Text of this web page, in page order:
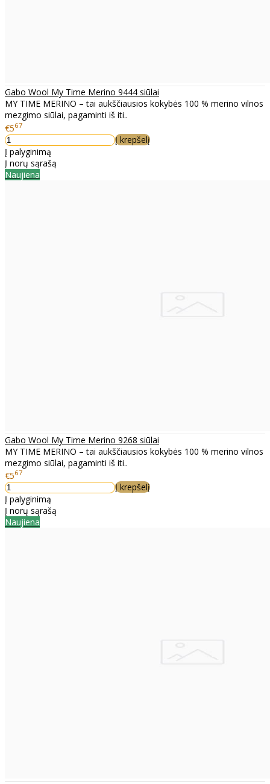
Gabo Wool My Time Merino 9444 siūlai
MY TIME MERINO – tai aukščiausios kokybės 100 % merino vilnos
mezgimo siūlai, pagaminti iš iti..
€567
Į krepšelį
Į palyginimą
Į norų sąrašą
Naujiena
Gabo Wool My Time Merino 9268 siūlai
MY TIME MERINO – tai aukščiausios kokybės 100 % merino vilnos
mezgimo siūlai, pagaminti iš iti..
€567
Į krepšelį
Į palyginimą
Į norų sąrašą
Naujiena